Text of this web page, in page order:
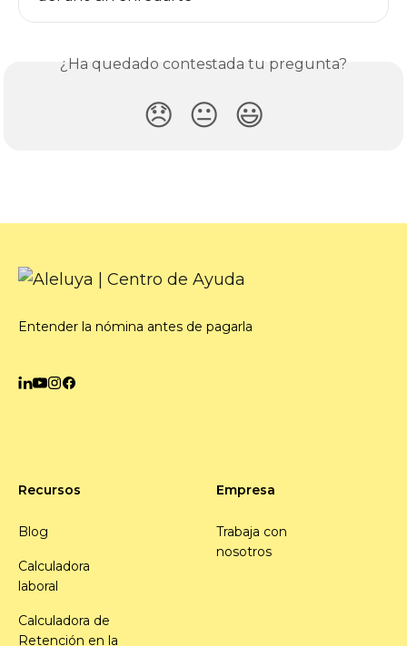
¿Ha quedado contestada tu pregunta?
😞 😐 😃
Entender la nómina antes de pagarla
Recursos
Blog
Calculadora
laboral
Calculadora de
Retención en la
Empresa
Trabaja con
nosotros